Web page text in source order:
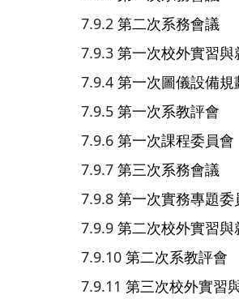
第二次系務會議
第一次校外實習
第一次圖儀設備規
第一次系教評會
第一次課程委員會
第三次系務會議
第一次實務專題委
第二次校外實習
第二次系教評會
第三次校外實習